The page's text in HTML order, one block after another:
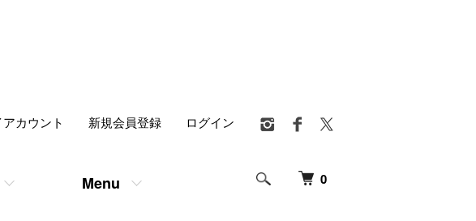
0
Menu
カウント 新規会員登録 ログイン